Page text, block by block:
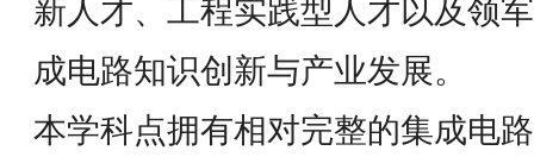
新人才、工程实践型人才以及领
成电路知识创新与产业发展。
本学科点拥有相对完整的集成电